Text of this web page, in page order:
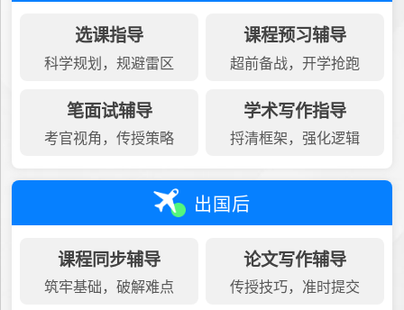
选课指导
科学规划，规避雷区
课程预习辅导
超前备战，开学抢跑
笔面试辅导
考官视角，传授策略
学术写作指导
捋清框架，强化逻辑
出国后
课程同步辅导
筑牢基础，破解难点
论文写作辅导
传授技巧，准时提交